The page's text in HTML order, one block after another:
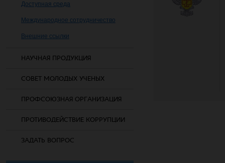
Доступная среда
Международное сотрудничество
Внешние ссылки
НАУЧНАЯ ПРОДУКЦИЯ
СОВЕТ МОЛОДЫХ УЧЕНЫХ
ПРОФСОЮЗНАЯ ОРГАНИЗАЦИЯ
ПРОТИВОДЕЙСТВИЕ КОРРУПЦИИ
ЗАДАТЬ ВОПРОС